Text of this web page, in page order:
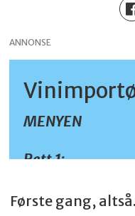
ANNONSE
MENYEN
Rett 1:
Vin: Mosnel
Første gang,